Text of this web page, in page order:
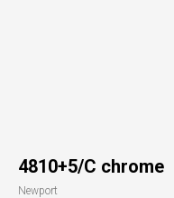
4810+5/C chrome
Newport